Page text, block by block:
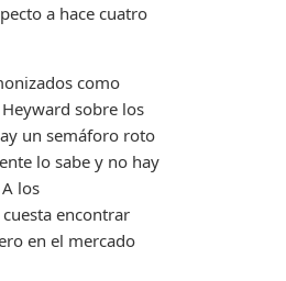
a hace cuatro
como
sobre los
un semáforo roto
lo sabe y no hay
los
encontrar
en el mercado